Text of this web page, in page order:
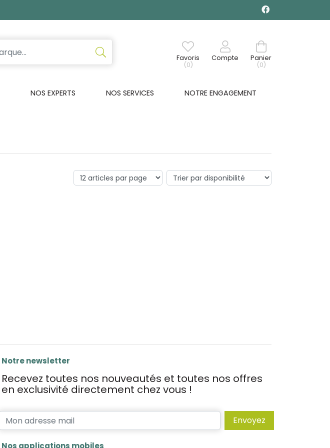
Favoris
(0)
Compte
Panier
(0)
NOS EXPERTS NOS SERVICES NOTRE ENGAGEMENT
Notre newsletter
Recevez toutes nos nouveautés et toutes nos offres
en exclusivité directement chez vous !
Envoyez
Nos applications mobiles